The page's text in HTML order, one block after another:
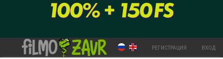
РЕГИСТРАЦИЯ ВХОД